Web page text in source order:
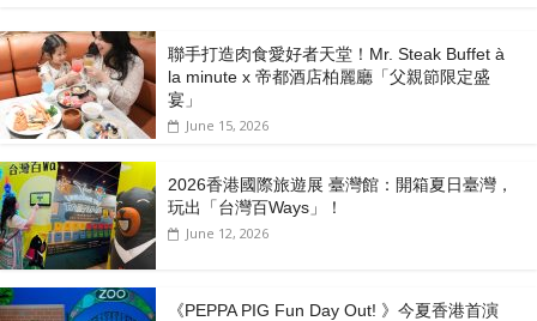
聯手打造肉食愛好者天堂！Mr. Steak Buffet à
la minute x 帝都酒店柏麗廳「⽗親節限定盛
宴」
June 15, 2026
2026香港國際旅遊展 臺灣館：開箱夏日臺灣，
玩出「台灣百Ways」！
June 12, 2026
《PEPPA PIG Fun Day Out! 》今夏香港首演